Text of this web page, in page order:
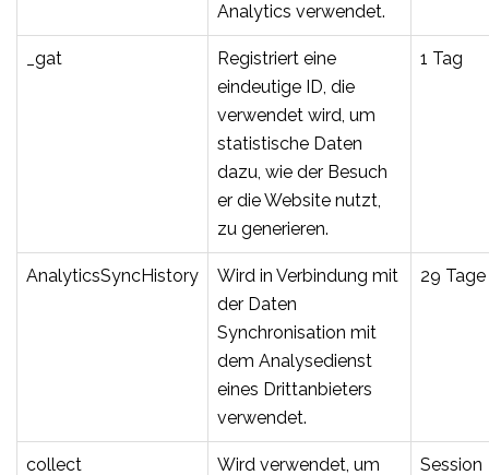
Analytics verwendet.
_gat
Registriert eine
eindeutige ID, die
verwendet wird, um
statistische Daten
dazu, wie der Besuch
er die Website nutzt,
zu generieren.
1 Tag
AnalyticsSyncHistory
Wird in Verbindung mit
der Daten
Synchronisation mit
dem Analysedienst
eines Drittanbieters
verwendet.
29 Tage
collect Wird verwendet, um Session